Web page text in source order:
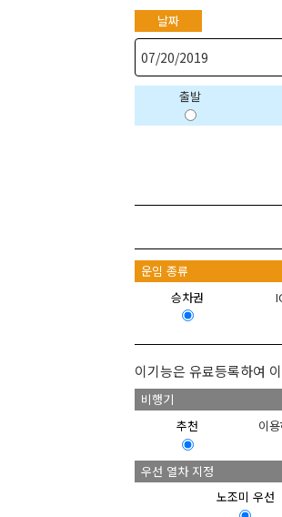
날짜
출발
운임 종류
승차권
이기능은 유료등록하여
비행기
추천
이
우선 열차 지정
노조미 우선